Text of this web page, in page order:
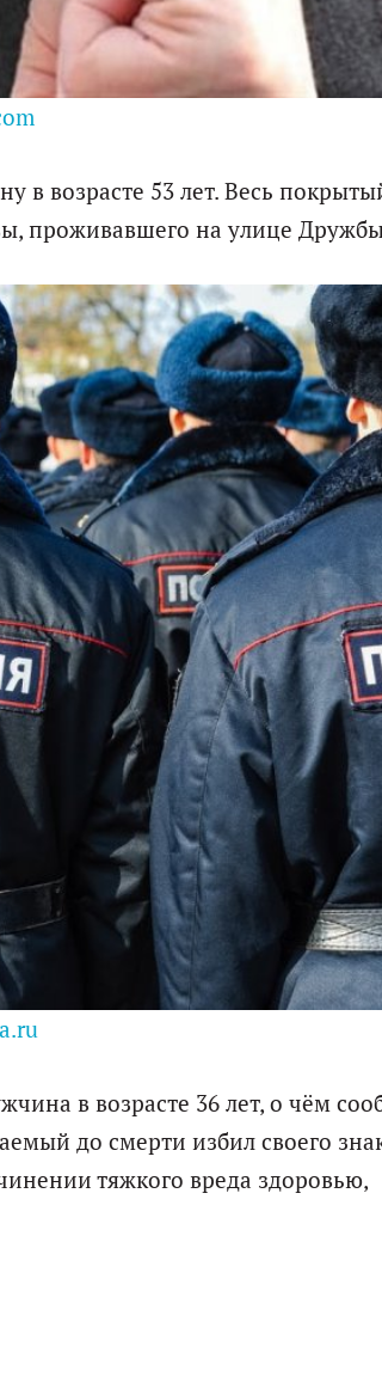
в возрасте 53 лет. Весь
проживавшего на улице
в возрасте 36 лет, о чём
до смерти избил своего
тяжкого вреда здоровью,